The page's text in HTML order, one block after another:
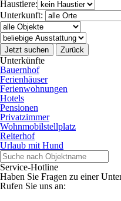
Haustiere:
Unterkunft:
Jetzt suchen Zurück
Unterkünfte
Bauernhof
Ferienhäuser
Ferienwohnungen
Hotels
Pensionen
Privatzimmer
Wohnmobilstellplatz
Reiterhof
Urlaub mit Hund
Service-Hotline
Haben Sie Fragen zu einer
Rufen Sie uns an: